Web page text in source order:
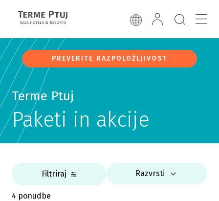
PREVERITE RAZPOLOŽLJIVOST
Terme Ptuj
Paketi in akcije
Filtriraj Razvrsti
4 ponudbe